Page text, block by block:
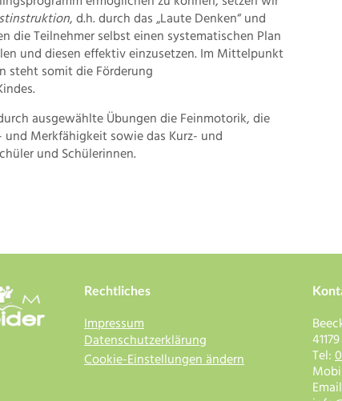
, d.h. durch das „Laute Denken“ und
die Teilnehmer selbst einen systematischen Plan
und diesen effektiv einzusetzen. Im Mittelpunkt
steht somit die Förderung
ausgewählte Übungen die Feinmotorik, die
Merkfähigkeit sowie das Kurz- und
und Schülerinnen.
Rechtliches
Impressum
Datenschutzerklärung
Cookie-Einstellungen ändern
Tel: